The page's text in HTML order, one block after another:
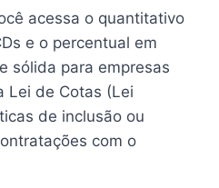
acessa o quantitativo
e o percentual em
sólida para empresas
Lei de Cotas (Lei
de inclusão ou
com o